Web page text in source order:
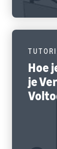
Hoe
je